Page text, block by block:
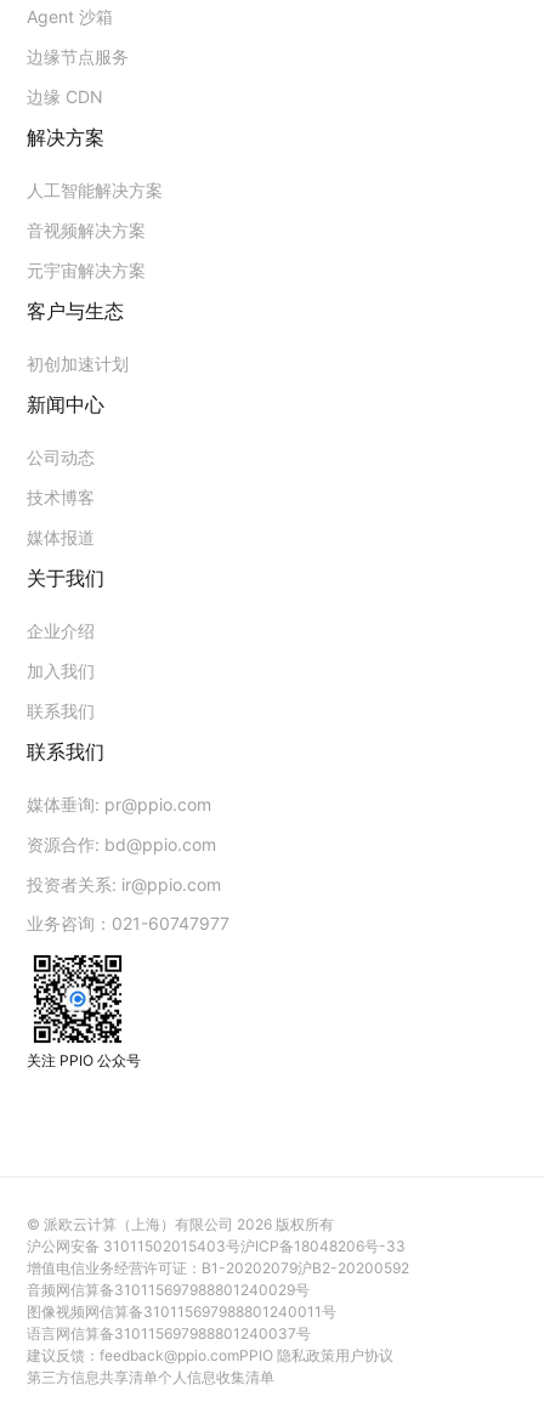
Agent 沙箱
边缘节点服务
边缘 CDN
解决方案
人工智能解决方案
音视频解决方案
元宇宙解决方案
客户与生态
初创加速计划
新闻中心
公司动态
技术博客
媒体报道
关于我们
企业介绍
加入我们
联系我们
联系我们
媒体垂询: pr@ppio.com
资源合作: bd@ppio.com
投资者关系: ir@ppio.com
业务咨询：021-60747977
关注 PPIO 公众号
© 派欧云计算（上海）有限公司 2026 版权所有
沪公网安备 31011502015403号沪ICP备18048206号-33
增值电信业务经营许可证：B1-20202079沪B2-20200592
音频网信算备310115697988801240029号
图像视频网信算备310115697988801240011号
语言网信算备310115697988801240037号
建议反馈：feedback@ppio.comPPIO 隐私政策用户协议
第三方信息共享清单个人信息收集清单